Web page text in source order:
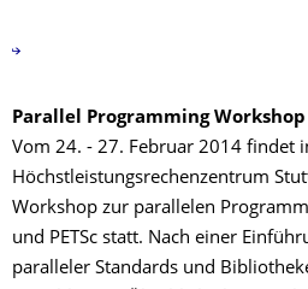
Parallel Programming Workshop
Vom 24. - 27. Februar 2014 findet
Höchstleistungsrechenzentrum
Workshop zur parallelen
und PETSc statt. Nach einer
paralleler Standards und